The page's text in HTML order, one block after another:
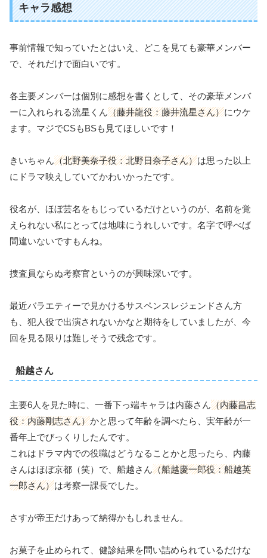
キャラ感想
事前情報で知っていたとはいえ、どこを見ても豪華メンバー
で、それだけで面白いです。
各主要メンバーは個別に感想を書くとして、その豪華メンバ
ーに入れられる流星くん（藤井龍役：藤井流星さん）にウケ
ます。マジでCSもBSも見てほしいです！
きいちゃん（北野美奈子役：北野日奈子さん）は思った以上
にドラマ映えしていてかわいかったです。
役名が、ほぼ芸名をもじっているだけというのが、名前を覚
えられない私にとっては地味にうれしいです。名字で呼べば
間違いないですもんね。
捜査員ならぬ考察官というのが興味深いです。
最近バラエティーで見かけるサスペンスレジェンドさん方
も、犯人役で出演されないかなと期待をしていましたが、今
回を見る限りは難しそうで残念です。
船越さん
主要6人を見た時に、一番下っ端キャラは内藤さん（内藤昌志
役：内藤剛志さん）かと思って年齢を調べたら、実年齢が一
番年上でびっくりしたんです。
これはドラマ内での役職はどうなることかと思ったら、内藤
さんはほぼ京都（笑）で、船越さん（船越慶一郎役：船越英
一郎さん）は考察一課長でした。
さすが帝王だけあって納得かもしれません。
お菓子を止められて、健診結果を問い詰められているだけな